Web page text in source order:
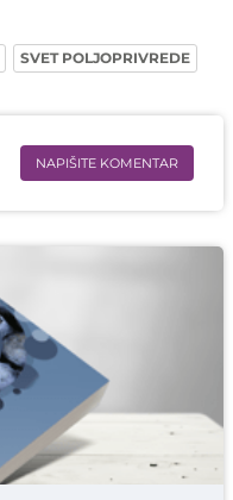
SVET POLJOPRIVREDE
NAPIŠITE KOMENTAR